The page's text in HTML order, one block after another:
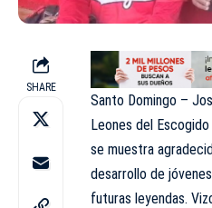
SHARE
Santo Domingo –
Leones del
se muestra
desarrollo de
futuras leyendas.